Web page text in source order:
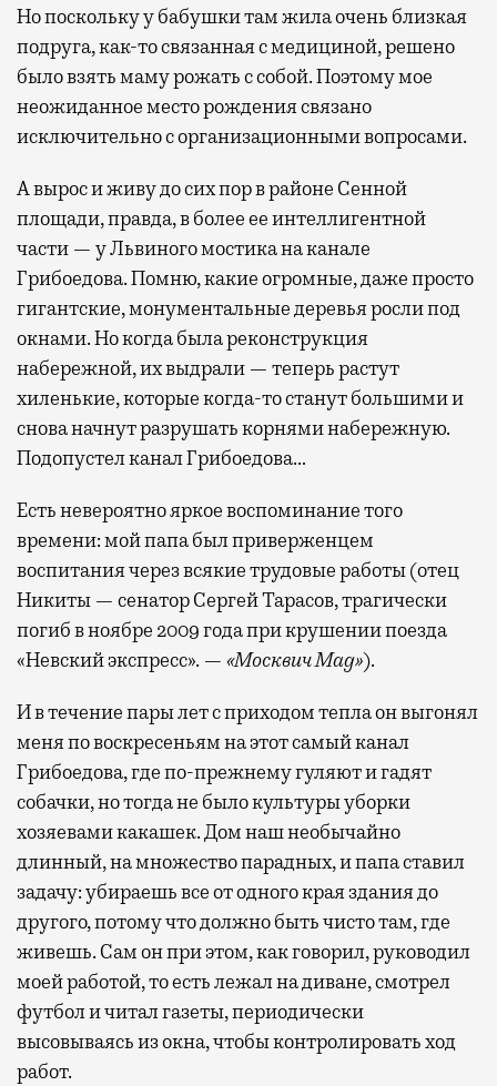
Но поскольку у бабушки там жила очень близкая
подруга, как-то связанная с медициной, решено
было взять маму рожать с собой. Поэтому мое
неожиданное место рождения связано
исключительно с организационными вопросами.
А вырос и живу до сих пор в районе Сенной
площади, правда, в более ее интеллигентной
части — у Львиного мостика на канале
Грибоедова. Помню, какие огромные, даже просто
гигантские, монументальные деревья росли под
окнами. Но когда была реконструкция
набережной, их выдрали — теперь растут
хиленькие, которые когда-то станут большими и
снова начнут разрушать корнями набережную.
Подопустел канал Грибоедова…
Есть невероятно яркое воспоминание того
времени: мой папа был приверженцем
воспитания через всякие трудовые работы (отец
Никиты — сенатор Сергей Тарасов, трагически
погиб в ноябре 2009 года при крушении поезда
«Невский экспресс». — «Москвич Mag»).
И в течение пары лет с приходом тепла он выгонял
меня по воскресеньям на этот самый канал
Грибоедова, где по-прежнему гуляют и гадят
собачки, но тогда не было культуры уборки
хозяевами какашек. Дом наш необычайно
длинный, на множество парадных, и папа ставил
задачу: убираешь все от одного края здания до
другого, потому что должно быть чисто там, где
живешь. Сам он при этом, как говорил, руководил
моей работой, то есть лежал на диване, смотрел
футбол и читал газеты, периодически
высовываясь из окна, чтобы контролировать ход
работ.